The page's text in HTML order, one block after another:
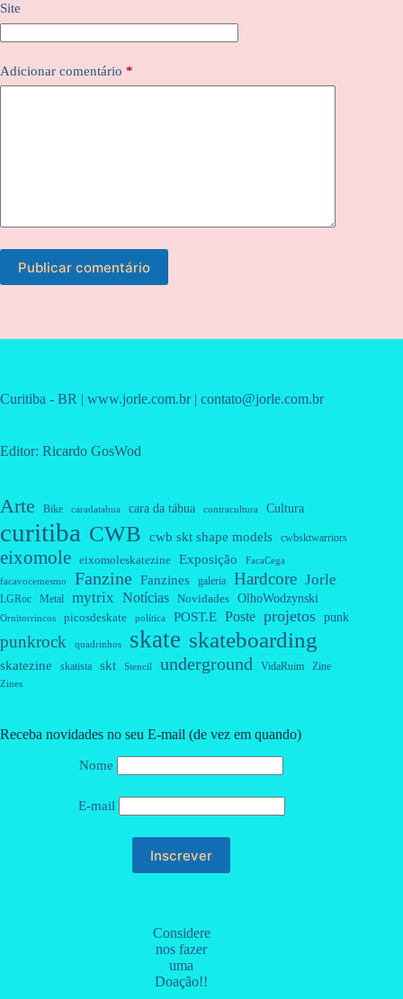
Site
Adicionar comentário *
Publicar comentário
Curitiba - BR | www.jorle.com.br | contato@jorle.com.br
Editor: Ricardo GosWod
Arte Bike caradatabua cara da tábua contracultura Cultura
curitiba CWB cwb skt shape models cwbsktwarriors
eixomole eixomoleskatezine Exposição FacaCega
facavocemesmo Fanzine Fanzines galeria Hardcore Jorle
LGRoc Metal mytrix Notícias Novidades OlhoWodzynski
Ornitorrincos picosdeskate política POST.E Poste projetos punk
punkrock quadrinhos skate skateboarding
skatezine skatista skt Stencil underground VidaRuim Zine
Zines
Receba novidades no seu E-mail (de vez em quando)
Nome
E-mail
Considere
nos fazer
uma
Doação!!